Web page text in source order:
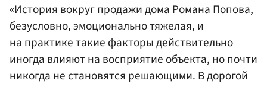
«История вокруг продажи дома Романа Попова,
безусловно, эмоционально тяжелая, и
на практике такие факторы действительно
иногда влияют на восприятие объекта, но почти
никогда не становятся решающими. В дорогой